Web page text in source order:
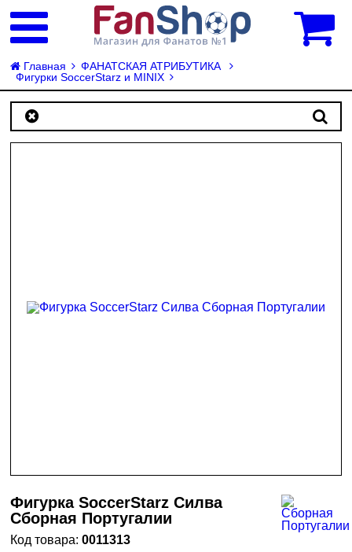
Главная
ФАНАТСКАЯ АТРИБУТИКА
Фигурки SoccerStarz и MINIX
Фигурка SoccerStarz Силва
Сборная Португалии
0011313